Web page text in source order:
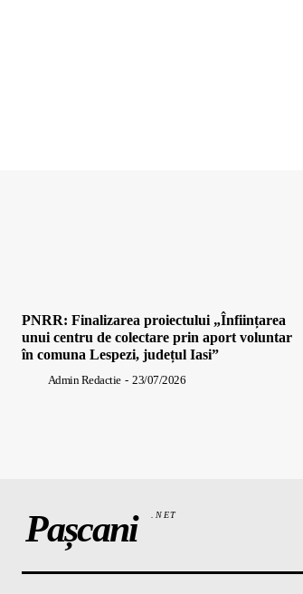
PNRR: Finalizarea proiectului „Înființarea
unui centru de colectare prin aport voluntar
în comuna Lespezi, județul Iasi”
Admin Redactie - 23/07/2026
Pașcani .NET